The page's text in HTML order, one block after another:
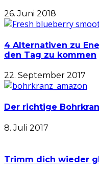
26. Juni 2018
4 Alternativen zu
den Tag zu kommen
22. September 2017
Der richtige
8. Juli 2017
Trimm dich wieder